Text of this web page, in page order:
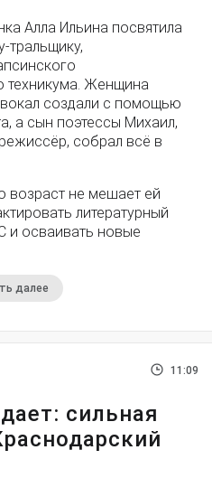
Алла Ильина посвятила
тральщику,
техникума. Женщина
создали с помощью
а сын поэтессы Михаил,
собрал всё в
возраст не мешает ей
литературный
и осваивать новые
далее
11:09
сильная